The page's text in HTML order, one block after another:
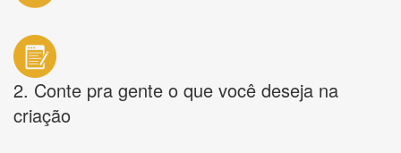
2. Conte pra gente o que você deseja na
criação